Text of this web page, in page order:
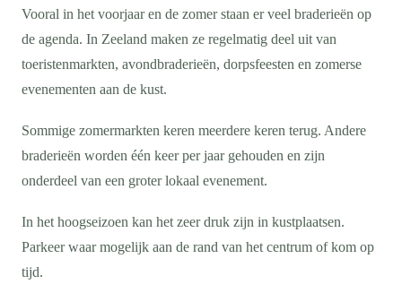
Vooral in het voorjaar en de zomer staan er veel braderieën op
de agenda. In Zeeland maken ze regelmatig deel uit van
toeristenmarkten, avondbraderieën, dorpsfeesten en zomerse
evenementen aan de kust.
Sommige zomermarkten keren meerdere keren terug. Andere
braderieën worden één keer per jaar gehouden en zijn
onderdeel van een groter lokaal evenement.
In het hoogseizoen kan het zeer druk zijn in kustplaatsen.
Parkeer waar mogelijk aan de rand van het centrum of kom op
tijd.